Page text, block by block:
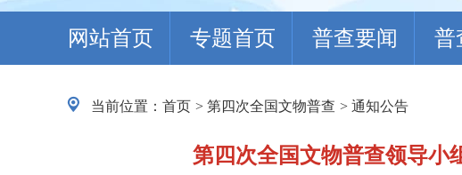
网站首页 专题首页 普查要闻 普
当前位置： 首页 > 第四次全国文物普查 > 通知公告
第四次全国文物普查领导小